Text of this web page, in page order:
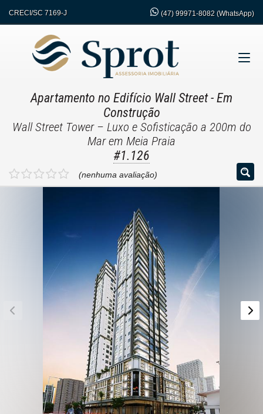
CRECI/SC 7169-J (47) 99971-8082 (WhatsApp)
Apartamento no Edifício Wall Street- Em
Construção
Wall Street Tower – Luxo e Sofisticação a 200m do
Mar em Meia Praia
#1.126
(nenhuma avaliação)